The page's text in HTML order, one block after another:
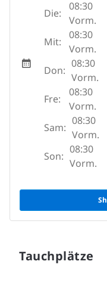
Die:
08:30
Vorm.
Mit:
08:30
Vorm.
Don:
08:30
Vorm.
Fre:
08:30
Vorm.
Sam:
08:30
Vorm.
Son:
08:30
Vorm.
Tauchplätze